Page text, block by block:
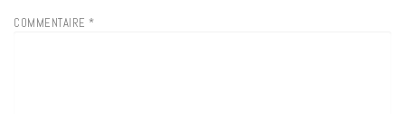
COMMENTAIRE *